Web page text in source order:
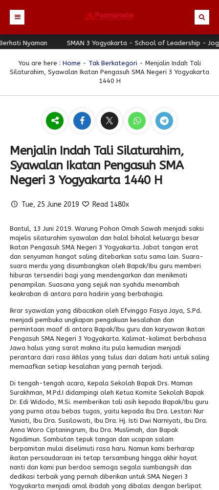
Beranda
Profil
Visi-Misi
Struktur Organisasi
Terbaru
Seragam
Kolom Siswa
Pengumuman
Direktori
Guru & Karyawan
Padmanaba Smart Service
Majalah Digital
Karya Siswa
Progresif #37
Antologi Puisi 1
Antologi Puisi 2
Antologi Puisi 3
Antologi Puisi 4
Antologi Cerpen B.Inggris
Fasilitas
Kegiatan Kemitraan
Foto
Video
Download
Hubungi Kami
Bulletin
Padnews
Link Referensi
Penbes 2026
Alumni
Nyaman SMAN 3 Yogyakarta - School of Leadership - Jogja
You are here : Home - Tak Berkategori - Menjalin Indah Tali
Silaturahim, Syawalan Ikatan Pengasuh SMA Negeri 3 Yogyakarta
1440 H
Menjalin Indah Tali Silaturahim,
Syawalan Ikatan Pengasuh SMA
Negeri 3 Yogyakarta 1440 H
Tue, 25 June 2019 Read 1480x
Bantul, 13 Juni 2019. Warung Pohon Omah Sawah menjadi saksi
majelis silaturahim syawalan dan halal bihalal keluarga besar
Ikatan Pengasuh SMA Negeri 3 Yogyakarta. Jabat tangan erat
dan senyuman hangat saling ditebarkan satu sama lain. Suara-
suara merdu yang disumbangkan oleh Bapak/Ibu guru memberi
hiburan tersendiri bagi yang mendengarkan dan menikmati
penampilan. Suasana yang sejuk nan syahdu menambah
keakraban di antara para hadirin yang berbahagia.
Ikrar syawalan yang dibacakan oleh Efvinggo Fasya Jaya, S.Pd.
menjadi pembuka ungkapan pengakuan kesalahan dan
permintaan maaf di antara Bapak/Ibu guru dan karyawan Ikatan
Pengasuh SMA Negeri 3 Yogyakarta. Kalimat-kalimat berbahasa
Jawa halus yang sarat makna itu pula kemudian menjadi
perantara dari rasa ikhlas yang tulus dari dalam hati untuk saling
memaafkan setiap kesalahan yang pernah terjadi.
Di tengah-tengah acara, Kepala Sekolah Bapak Drs. Maman
Surakhman, M.Pd.I didampingi oleh Ketua Komite Sekolah Bapak
Dr. Edi Widodo, M.Si. memberikan tali asih kepada Bapak/Ibu guru
yang purna atau bebas tugas, yaitu kepada Ibu Dra. Lestari Nur
Yuniati, Ibu Dra. Susilowati, Ibu Dra. Hj. Isti Dwi Narniyati, Ibu Dra.
Anna Woro Ciptaningrum, Ibu Dra. Muslimah, dan Bapak
Ngadimun. Sambutan tepuk tangan dan ucapan salam
berpamitan mulai diselimuti rasa haru. Namun kami berharap
ikatan persaudaraan ini tetap tersambung hingga akhir hayat
nanti dan kami pun berdoa semoga segala sumbangsih dan
dedikasi terbaik yang pernah diberikan untuk SMA Negeri 3
Yogyakarta menjadi amal ibadah yang dibalas dengan berlipat